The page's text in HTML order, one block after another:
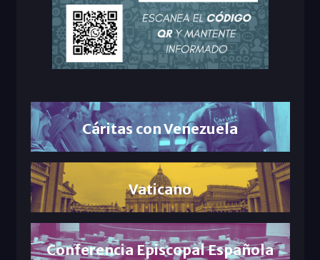
Cáritas con Venezuela
Vaticano
Conferencia Episcopal Española